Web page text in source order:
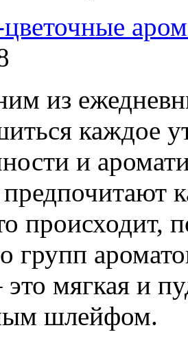
из
каждое
и
происходит,
групп
мягкая и
шлейфом.